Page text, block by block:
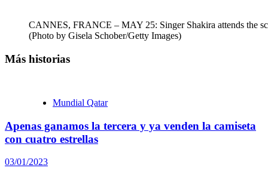
CANNES, FRANCE – MAY 25: Singer Shakira attends the
(Photo by Gisela Schober/Getty Images)
Más historias
Mundial Qatar
Apenas ganamos la tercera y ya venden la camiseta
con cuatro estrellas
03/01/2023